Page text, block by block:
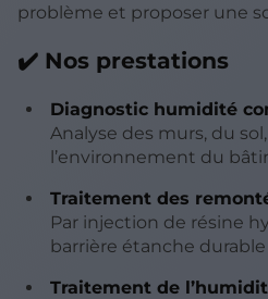
problème et proposer une
✔️ Nos prestations
Diagnostic humidité
Analyse des murs, du
l’environnement du
Traitement des
Par injection de résine
barrière étanche durable
Traitement de